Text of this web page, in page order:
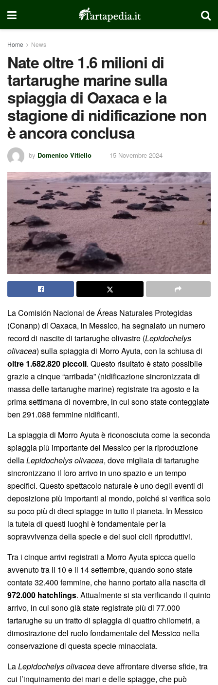
Home News
Nate oltre 1.6 milioni di
tartarughe marine sulla
spiaggia di Oaxaca e la
stagione di nidificazione non
è ancora conclusa
by Domenico Vitiello 15 Novembre 2024
La Comisión Nacional de Áreas Naturales Protegidas
(Conanp) di Oaxaca, in Messico, ha segnalato un numero
record di nascite di tartarughe olivastre (Lepidochelys
olivacea) sulla spiaggia di Morro Ayuta, con la schiusa di
oltre 1.682.820 piccoli. Questo risultato è stato possibile
grazie a cinque “arribada” (nidificazione sincronizzata di
massa delle tartarughe marine) registrate tra agosto e la
prima settimana di novembre, in cui sono state conteggiate
ben 291.088 femmine nidificanti.
La spiaggia di Morro Ayuta è riconosciuta come la seconda
spiaggia più importante del Messico per la riproduzione
dellaLepidochelys olivacea, dove migliaia di tartarughe
sincronizzano il loro arrivo in uno spazio e un tempo
specifici. Questo spettacolo naturale è uno degli eventi di
deposizione più importanti al mondo, poiché si verifica solo
su poco più di dieci spiagge in tutto il pianeta. In Messico
la tutela di questi luoghi è fondamentale per la
sopravvivenza della specie e dei suoi cicli riproduttivi.
Tra i cinque arrivi registrati a Morro Ayuta spicca quello
avvenuto tra il 10 e il 14 settembre, quando sono state
contate 32.400 femmine, che hanno portato alla nascita di
972.000 hatchlings. Attualmente si sta verificando il quinto
arrivo, in cui sono già state registrate più di 77.000
tartarughe su un tratto di spiaggia di quattro chilometri, a
dimostrazione del ruolo fondamentale del Messico nella
conservazione di questa specie minacciata.
LaLepidochelys olivaceadeve affrontare diverse sfide, tra
cui l’inquinamento dei mari e delle spiagge, che può